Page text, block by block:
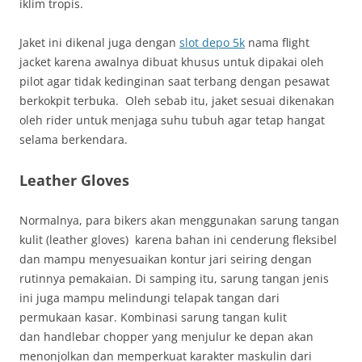
iklim tropis.
Jaket ini dikenal juga dengan slot depo 5k nama flight
jacket karena awalnya dibuat khusus untuk dipakai oleh
pilot agar tidak kedinginan saat terbang dengan pesawat
berkokpit terbuka. Oleh sebab itu, jaket sesuai dikenakan
oleh rider untuk menjaga suhu tubuh agar tetap hangat
selama berkendara.
Leather Gloves
Normalnya, para bikers akan menggunakan sarung tangan
kulit (leather gloves) karena bahan ini cenderung fleksibel
dan mampu menyesuaikan kontur jari seiring dengan
rutinnya pemakaian. Di samping itu, sarung tangan jenis
ini juga mampu melindungi telapak tangan dari
permukaan kasar. Kombinasi sarung tangan kulit
dan handlebar chopper yang menjulur ke depan akan
menonjolkan dan memperkuat karakter maskulin dari